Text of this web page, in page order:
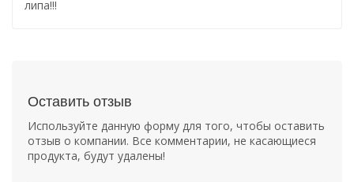
липа!!!
Оставить отзыв
Используйте данную форму для того, чтобы оставить
отзыв о компании. Все комментарии, не касающиеся
продукта, будут удалены!